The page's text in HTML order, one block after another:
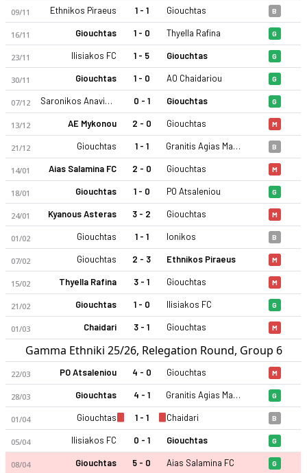
AO Giouchtas 25-26 sezonu | Gamma Ethniki Grup 6'de 8.
09/11 Ethnikos Piraeus 1 - 1 Giouchtas B
16/11 Giouchtas 1 - 0 Thyella Rafina G
23/11 Ilisiakos FC 1 - 5 Giouchtas G
30/11 Giouchtas 1 - 0 AO Chaidariou G
07/12 Saronikos Anavisou 0 - 1 Giouchtas G
13/12 AE Mykonou 2 - 0 Giouchtas M
21/12 Giouchtas 1 - 1 Granitis Agias Marinas B
14/01 Aias Salamina FC 2 - 0 Giouchtas M
18/01 Giouchtas 1 - 0 PO Atsaleniou G
24/01 Kyanous Asteras 3 - 2 Giouchtas M
01/02 Giouchtas 1 - 1 Ionikos B
07/02 Giouchtas 2 - 3 Ethnikos Piraeus M
15/02 Thyella Rafina 3 - 1 Giouchtas M
21/02 Giouchtas 1 - 0 Ilisiakos FC G
01/03 Chaidari 3 - 1 Giouchtas M
Gamma Ethniki 25/26, Relegation Round, Group 6
22/03 PO Atsaleniou 4 - 0 Giouchtas M
28/03 Giouchtas 4 - 1 Granitis Agias Marinas G
01/04 Giouchtas 1 - 1 Chaidari B
05/04 Ilisiakos FC 0 - 1 Giouchtas G
08/04 Giouchtas 5 - 0 Aias Salamina FC G